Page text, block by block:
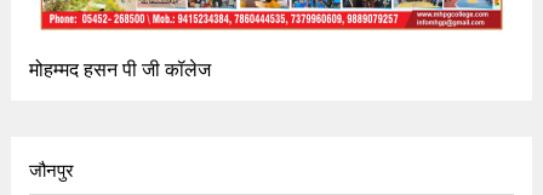
मोहम्मद हसन पी जी कॉलेज
जौनपुर